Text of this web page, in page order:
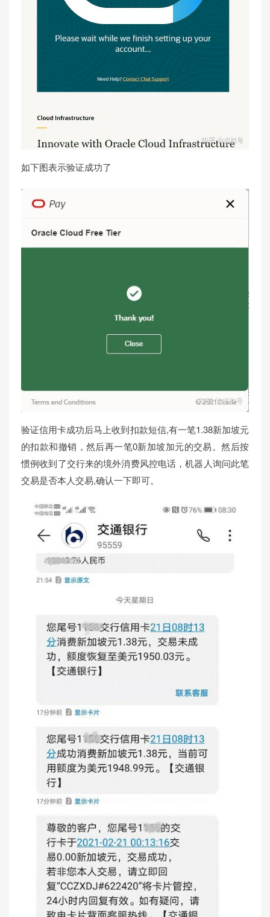
如下图表示验证成功了
验证信用卡成功后马上收到扣款短信,有一笔1.38新加坡元
的扣款和撤销，然后再一笔0新加坡加元的交易。然后按
惯例收到了交行来的境外消费风控电话，机器人询问此笔
交易是否本人交易,确认一下即可。